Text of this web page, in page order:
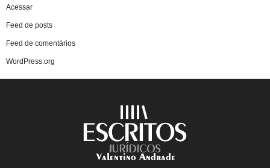
Acessar
Feed de posts
Feed de comentários
WordPress.org